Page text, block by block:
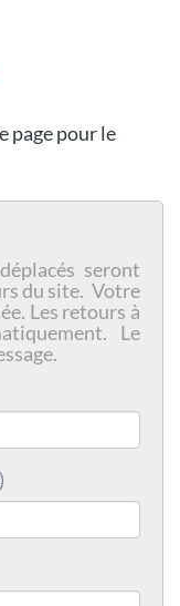
page pour le
seront
du site. Votre
Les retours à
Le